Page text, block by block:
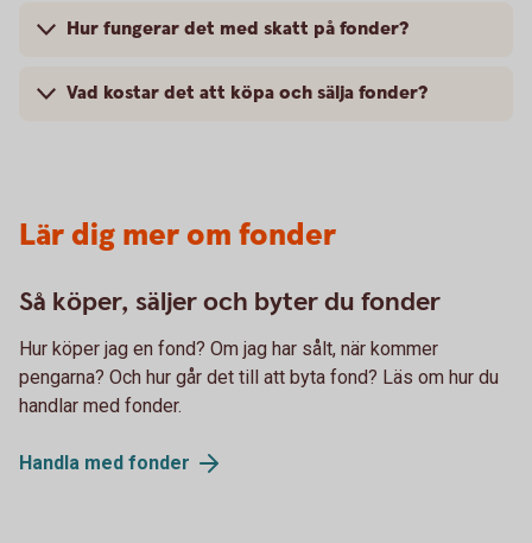
Hur fungerar det med skatt på fonder?
Vad kostar det att köpa och sälja fonder?
Lär dig mer om fonder
Så köper, säljer och byter du fonder
Hur köper jag en fond? Om jag har sålt, när kommer
pengarna? Och hur går det till att byta fond? Läs om hur du
handlar med fonder.
Handla med fonder